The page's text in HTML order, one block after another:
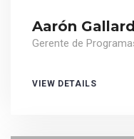
Aarón
Gerente de
VIEW DETAILS